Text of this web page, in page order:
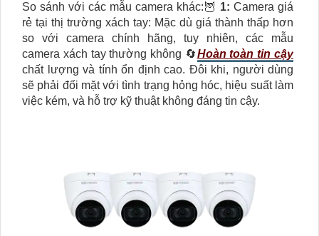
So sánh với các mẫu camera khác:🦉 1: Camera giá
rẻ tại thị trường xách tay: Mặc dù giá thành thấp hơn
so với camera chính hãng, tuy nhiên, các mẫu
camera xách tay thường không 🔄Hoàn toàn tin cậy
chất lượng và tính ổn định cao. Đôi khi, người dùng
sẽ phải đối mặt với tình trạng hỏng hóc, hiệu suất làm
việc kém, và hỗ trợ kỹ thuật không đáng tin cậy.